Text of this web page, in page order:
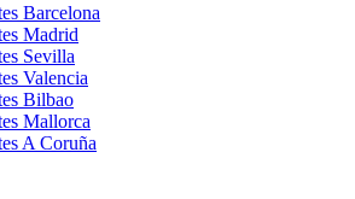
Barcelona
Madrid
Sevilla
Valencia
Bilbao
Mallorca
A Coruña